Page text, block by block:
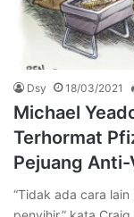
Dsy 18/03/2021
Michael
Terhormat
Pejuang
“Tidak ada cara